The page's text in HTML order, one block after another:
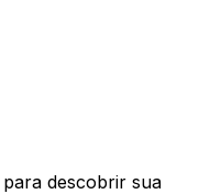
descobrir sua